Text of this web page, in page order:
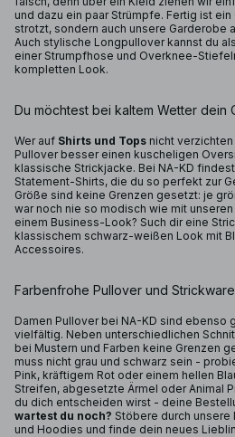
und dazu ein paar Strümpfe. Fertig ist
strotzt, sondern auch unsere Garderobe
Auch stylische Longpullover kannst du
einer Strumpfhose und Overknee-
kompletten Look.
Du möchtest bei kaltem Wetter dein
Wer auf Shirts und Tops nicht
Pullover besser einen kuscheligen
klassische Strickjacke. Bei NA-KD
Statement-Shirts, die du so perfekt zur
Größe sind keine Grenzen gesetzt: je
war noch nie so modisch wie mit
einem Business-Look? Such dir eine
klassischem schwarz-weißen Look mit
Accessoires.
Farbenfrohe Pullover und
Damen Pullover bei NA-KD sind ebenso
vielfältig. Neben unterschiedlichen
bei Mustern und Farben keine Grenzen
muss nicht grau und schwarz sein -
Pink, kräftigem Rot oder einem hellen
Streifen, abgesetzte Ärmel oder Animal
du dich entscheiden wirst - deine
wartest du noch? Stöbere durch unsere
und Hoodies und finde dein neues